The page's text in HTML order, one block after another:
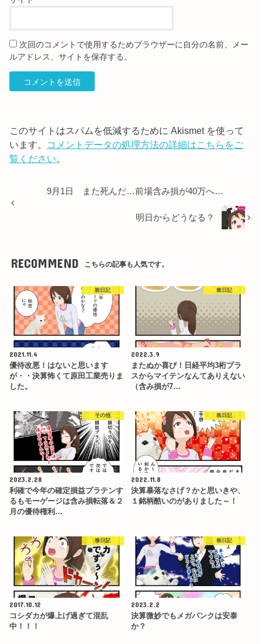
次回のコメントで使用するためブラウザーに自分の名前、メー
ルアドレス、サイトを保存する。
このサイトはスパムを低減するために Akismet を使って
います。 コメントデータの処理方法の詳細はこちらをご
覧ください。
9月1日 また死んだ…前場含み損が40万へ…
明日からどうなる？
RECOMMEND こちらの記事も人気です。
株日記
2021.11.4
優待改悪！はないと思います
が・・決算怖くて原田工業売りま
した。
株日記
2022.3.9
またぬか喜び！日経平均3桁プラ
スからマイテンなんてありえない
（含み損が7…
その他
2023.2.28
利確で今年の確定損益プラテンす
るもモーゲージは含み損転落＆２
月の優待権利…
株日記
2022.11.8
決算暴落なさげ？かと思いきや、
１銘柄酷いのがありました～！
株日記
2017.10.12
コシダカが爆上げ過ぎて混乱
中！！！
株日記
2023.2.2
決算微妙でもメガバンクは安泰
か？